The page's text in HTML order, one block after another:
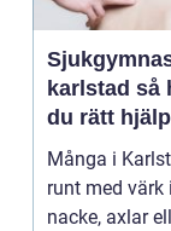
karlstad så hittar
du rätt
kroppen
Många i
runt med värk
nacke, axlar